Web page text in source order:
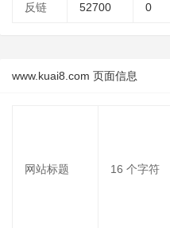
反链 52700 0
www.kuai8.com 页面信息
网站标题 16 个字符